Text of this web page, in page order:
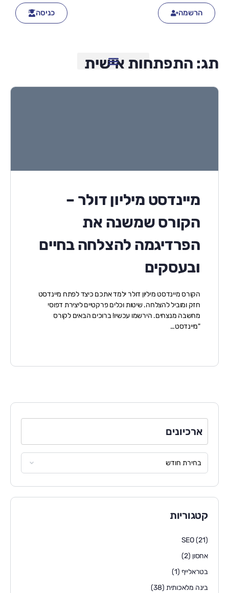
הרשמה כניסה
תג: התפתחות אישית
מיינדסט מיליון דולר –
הקורס שמשנה את
הפרדיגמה להצלחה בחיים
ובעסקים
הקורס מיינדסט מיליון דולר ילמד אתכם כיצד לפתח מיינדסט
חזק ומוביל להצלחה. שיטות וכלים פרקטיים ליצירת דפוסי
מחשבה מנצחים. הירשמו עכשיו! ברוכים הבאים לקורס
"מיינדסט…
ארכיונים
קטגוריות
SEO(21)
אחסון (2)
בטראלייף (1)
בינה מלאכותית (38)